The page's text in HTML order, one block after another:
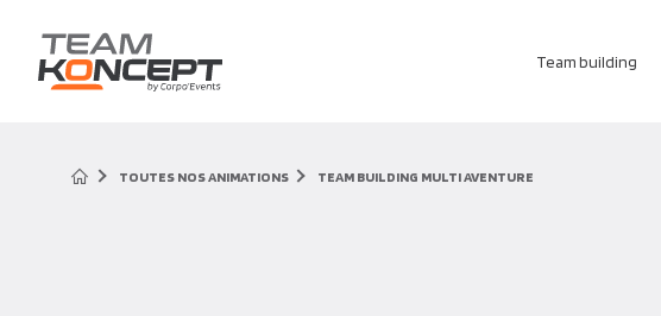
Team building
TOUTES NOS ANIMATIONS TEAM BUILDING MULTI AVENTURE